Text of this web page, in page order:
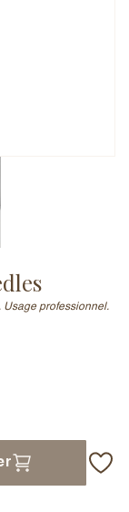
Usage professionnel.